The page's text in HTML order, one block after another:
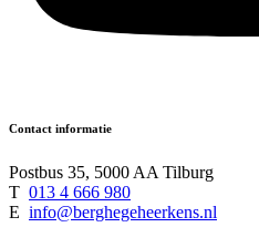
Contact informatie
Postbus 35, 5000 AA Tilburg
T 013 4 666 980
E info@berghegeheerkens.nl